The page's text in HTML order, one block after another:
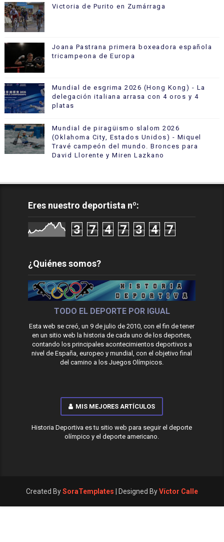
Victoria de Purito en Zumárraga
Joana Pastrana primera boxeadora española
tricampeona de Europa
Mundial de esgrima 2026 (Hong Kong) - La
delegación italiana arrasa con 4 oros y 4
platas
Mundial de piragüismo slalom 2026
(Oklahoma City, Estados Unidos) - Miquel
Travé campeón del mundo. Bronces para
David Llorente y Miren Lazkano
Eres nuestro deportista nº:
3 7 4 7 3 4 7
¿Quiénes somos?
TODO EL DEPORTE POR IGUAL
Esta web se creó, un 9 de julio de 2010, con el fin de tener
en un sitio web la historia de cada uno de los deportes,
contando los principales acontecimientos deportivos a
nivel de España, europeo y mundial, con el objetivo final
del camino a los Juegos Olímpicos.
MIS MEJORES ARTÍCULOS
Historia Deportiva es tu sitio web para seguir el deporte
olímpico y el deporte americano.
Created BySoraTemplates | Designed ByVíctor Calle